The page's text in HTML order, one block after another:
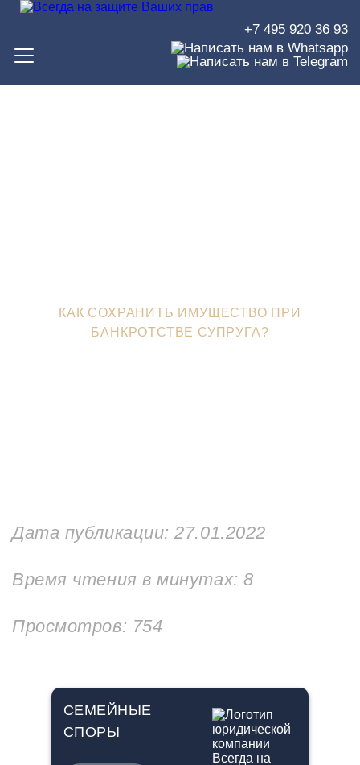
+7 495 920 36 93
КАК СОХРАНИТЬ ИМУЩЕСТВО ПРИ
БАНКРОТСТВЕ СУПРУГА?
Дата публикации:27.01.2022
Время чтения в минутах:8
Просмотров: 754
СЕМЕЙНЫЕ
СПОРЫ